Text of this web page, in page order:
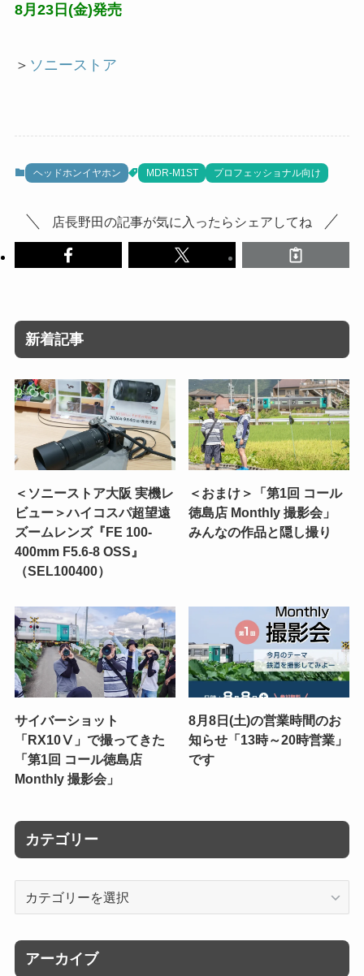
8月23日(金)発売
＞ ソニーストア
ヘッドホンイヤホン MDR-M1ST プロフェッショナル向け
店長野田の記事が気に入ったらシェアしてね
新着記事
＜ソニーストア大阪 実機レ
ビュー＞ハイコスパ超望遠
ズームレンズ『FE 100-
400mm F5.6-8 OSS』
（SEL100400）
＜おまけ＞「第1回 コール
徳島店 Monthly 撮影会」
みんなの作品と隠し撮り
サイバーショット
「RX10Ⅴ」で撮ってきた
「第1回 コール徳島店
Monthly 撮影会」
8月8日(土)の営業時間のお
知らせ「13時～20時営業」
です
カテゴリー
リ
ー
アーカイブ